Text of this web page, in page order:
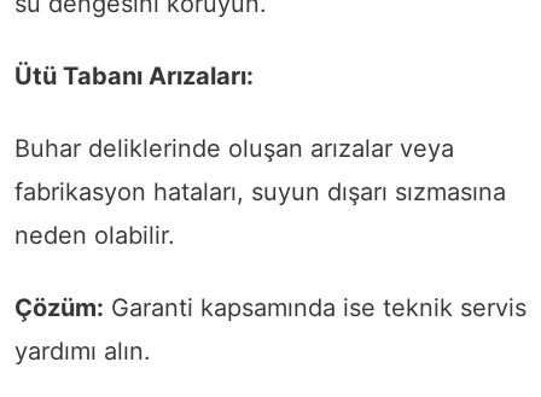
Ütü Tabanı Arızaları:
Buhar deliklerinde oluşan arızalar veya
fabrikasyon hataları, suyun dışarı sızmasına
neden olabilir.
Çözüm: Garanti kapsamında ise teknik servis
yardımı alın.